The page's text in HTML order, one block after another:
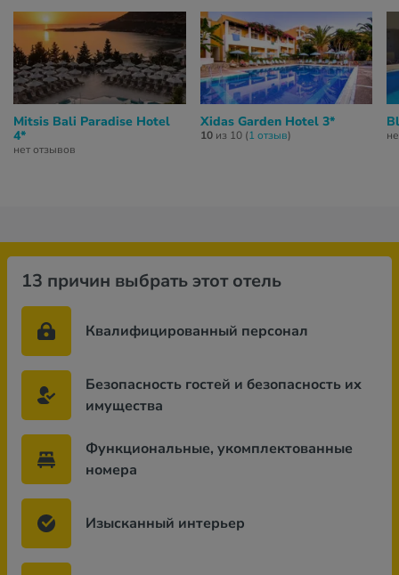
Mitsis Bali Paradise Hotel
4*
нет отзывов
Xidas Garden Hotel 3*
10из 10 (1 отзыв)
13 причин выбрать этот отель
Квалифицированный персонал
Безопасность гостей и безопасность их
имущества
Функциональные, укомплектованные
номера
Изысканный интерьер